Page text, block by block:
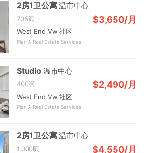
2房1卫公寓温市中心
705呎 $3,650/月
West End Vw 社区
Plan A Real Estate Services
Studio温市中心
400呎 $2,490/月
West End Vw 社区
Plan A Real Estate Services
2房1卫公寓温市中心
1,000呎 $4,550/月